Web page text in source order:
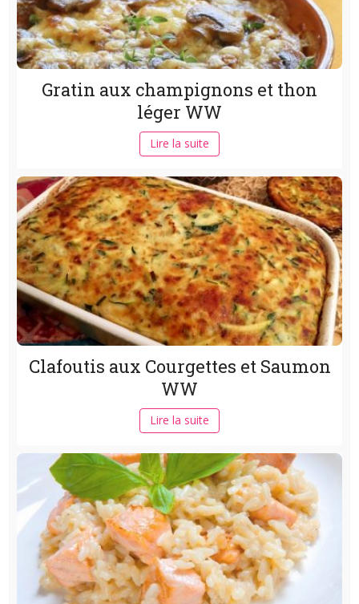
Gratin aux champignons et thon
léger WW
Lire la suite
Clafoutis aux Courgettes et Saumon
WW
Lire la suite